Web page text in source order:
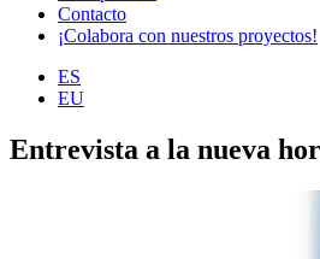
Contacto
¡Colabora con nuestros proyectos!
ES
EU
Entrevista a la nueva